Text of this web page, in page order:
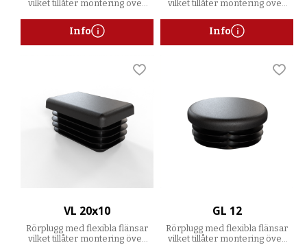
vilket tillåter montering över
Info
vilket tillåter montering över
Info
VL 20x10
Rörplugg med flexibla flänsar
vilket tillåter montering över
Lägg till i favoriter
GL 12
Rörplugg med flexibla flänsar
vilket tillåter montering över